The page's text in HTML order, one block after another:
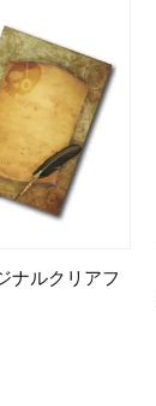
ナルクリアフ